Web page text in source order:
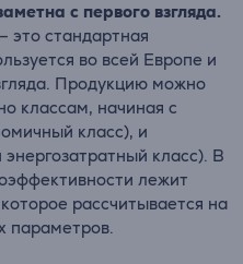
с первого взгляда.
это стандартная
во всей Европе и
Продукцию можно
классам, начиная с
класс), и
класс). В
лежит
рассчитывается на
параметров.